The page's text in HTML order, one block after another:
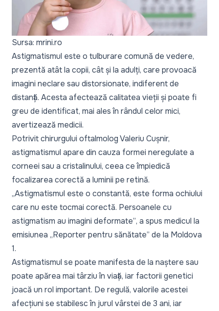
Sursa: mrini.ro
Astigmatismul este o tulburare comună de vedere,
prezentă atât la copii, cât și la adulți, care provoacă
imagini neclare sau distorsionate, indiferent de
distanță. Acesta afectează calitatea vieții și poate fi
greu de identificat, mai ales în rândul celor mici,
avertizează medicii.
Potrivit chirurgului oftalmolog Valeriu Cușnir,
astigmatismul apare din cauza formei neregulate a
corneei sau a cristalinului, ceea ce împiedică
focalizarea corectă a luminii pe retină.
„Astigmatismul este o constantă, este forma ochiului
care nu este tocmai corectă. Persoanele cu
astigmatism au imagini deformate”, a spus medicul la
emisiunea „Reporter pentru sănătate” de la Moldova
1.
Astigmatismul se poate manifesta de la naștere sau
poate apărea mai târziu în viață, iar factorii genetici
joacă un rol important. De regulă, valorile acestei
afecțiuni se stabilesc în jurul vârstei de 3 ani, iar